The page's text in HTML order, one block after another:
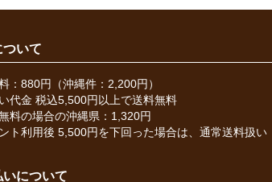
ついて
：880円（沖縄件：2,200円）
代金 税込5,500円以上で送料無料
料の場合の沖縄県：1,320円
ト利用後 5,500円を下回った場合は、通常送料扱い
いについて